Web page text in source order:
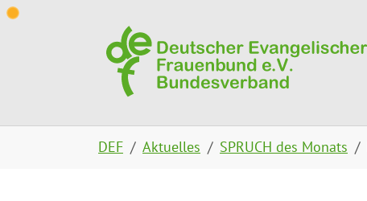
Skip to main content
Skip to page footer
DEF Aktuelles SPRUCH des Monats